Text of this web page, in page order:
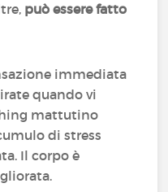
può essere fatto
immediata
quando vi
mattutino
di stress
Il corpo è